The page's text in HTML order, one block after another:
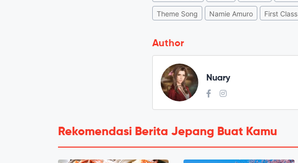
Theme Song Namie Amuro First Class
Author
Nuary
Rekomendasi Berita Jepang Buat Kamu